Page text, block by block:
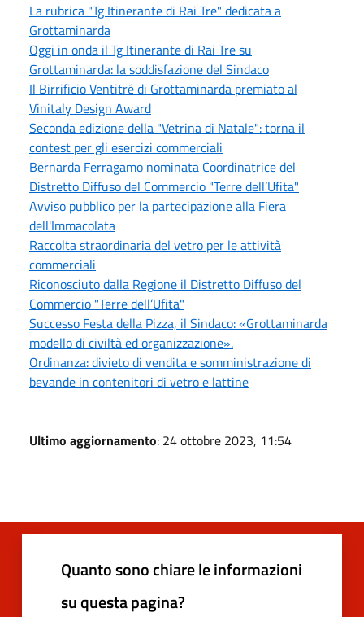
La rubrica "Tg Itinerante di Rai Tre" dedicata a
Grottaminarda
Oggi in onda il Tg Itinerante di Rai Tre su
Grottaminarda: la soddisfazione del Sindaco
Il Birrificio Ventitré di Grottaminarda premiato al
Vinitaly Design Award
Seconda edizione della "Vetrina di Natale": torna il
contest per gli esercizi commerciali
Bernarda Ferragamo nominata Coordinatrice del
Distretto Diffuso del Commercio "Terre dell’Ufita"
Avviso pubblico per la partecipazione alla Fiera
dell'Immacolata
Raccolta straordinaria del vetro per le attività
commerciali
Riconosciuto dalla Regione il Distretto Diffuso del
Commercio "Terre dell’Ufita"
Successo Festa della Pizza, il Sindaco: «Grottaminarda
modello di civiltà ed organizzazione».
Ordinanza: divieto di vendita e somministrazione di
bevande in contenitori di vetro e lattine
Ultimo aggiornamento: 24 ottobre 2023, 11:54
Quanto sono chiare le informazioni
su questa pagina?